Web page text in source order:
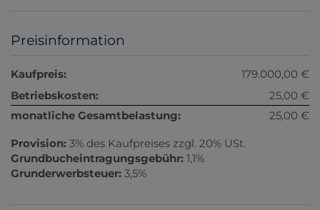
Preisinformation
Kaufpreis:
179.000,00 €
Betriebskosten:
25,00 €
monatliche Gesamtbelastung:
25,00 €
Provision: 3% des Kaufpreises zzgl. 20% USt.
Grundbucheintragungsgebühr: 1,1%
Grunderwerbsteuer: 3,5%